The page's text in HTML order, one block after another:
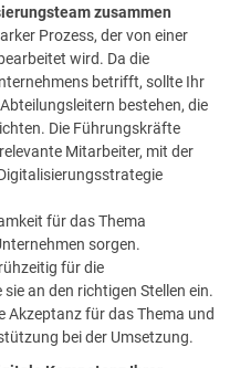
zusammen
Prozess, der von einer
wird. Da die
betrifft, sollte Ihr
bestehen, die
Die Führungskräfte
Mitarbeiter, mit der
für das Thema
sorgen.
für die
an den richtigen Stellen ein.
Akzeptanz für das Thema und
bei der Umsetzung.